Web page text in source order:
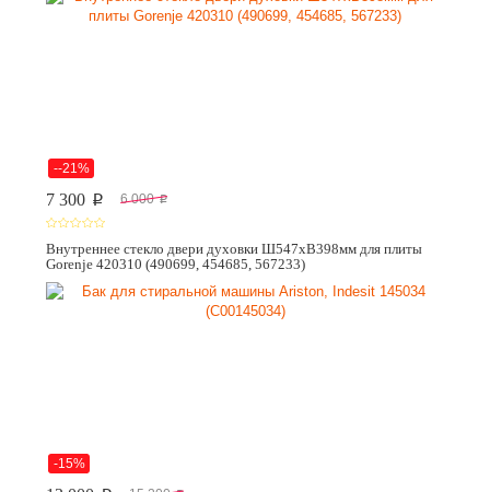
--21%
7 300 p 6 000 p
Внутреннее стекло двери духовки Ш547хВ398мм для плиты
Gorenje 420310 (490699, 454685, 567233)
-15%